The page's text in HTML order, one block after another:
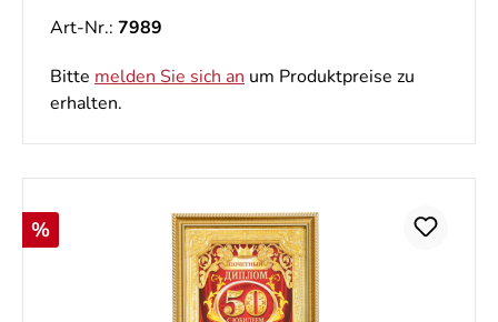
Art-Nr.: 7989
Bitte melden Sie sich an um Produktpreise zu
erhalten.
Rabatt
%